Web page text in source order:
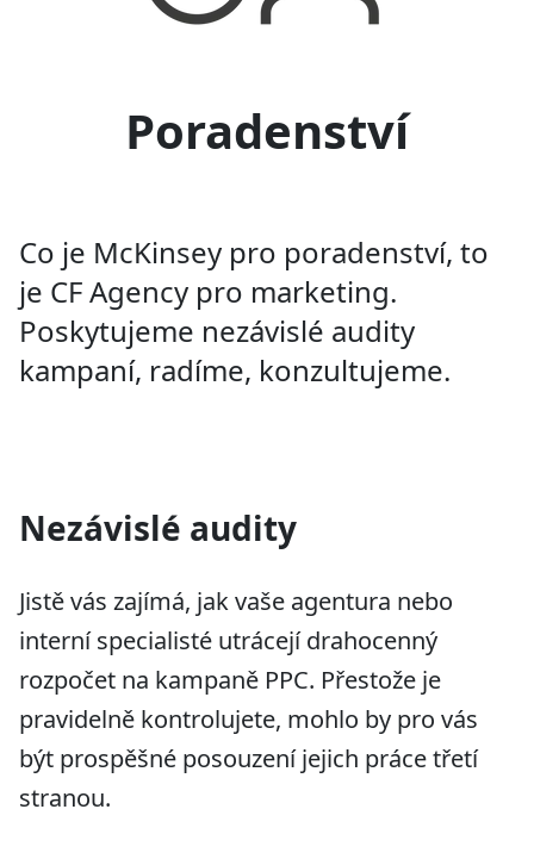
Poradenství
Co je McKinsey pro poradenství, to
je CF Agency pro marketing.
Poskytujeme nezávislé audity
kampaní, radíme, konzultujeme.
Nezávislé audity
Jistě vás zajímá, jak vaše agentura nebo
interní specialisté utrácejí drahocenný
rozpočet na kampaně PPC. Přestože je
pravidelně kontrolujete, mohlo by pro vás
být prospěšné posouzení jejich práce třetí
stranou.